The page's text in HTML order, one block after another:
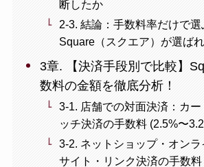
断したか
2-3. 結論：手数料率だけで選
Square（スクエア）が選ば
3章. 【決済手段別で比較】
数料の金額を徹底分析！
3-1. 店舗での対面決済：カ
ッチ決済の手数料 (2.5%〜
3-2. ネットショップ・オン
サイト・リンク決済の手数料